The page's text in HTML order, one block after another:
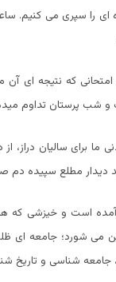
را سپری می کنیم.
که نتیجه ای آن
و شب پرستان تداوم
برای سالیان دراز،
دیدار مطلع سپیده
است و خیزشی که
شورد؛ جامعه ای
شناسی و تاریخ